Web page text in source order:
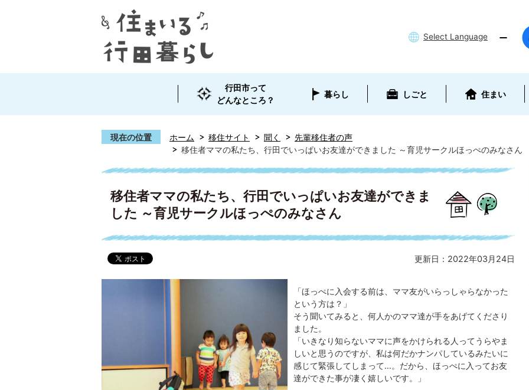
Select Language
行田市って
どんなところ？
暮らし しごと 住まい
現在の位置 ホーム 移住サイト 聞く
先輩移住者の声
移住者ママの私たち、行田でいっぱいお友達ができました ～育児サークルほっぺのみなさん
移住者ママの私たち、行田でいっぱいお友達ができま
した ～育児サークルほっぺのみなさん
更新日：2022年03月24日
「ほっぺに入会する前は、ママ友がいらっしゃらなかった
という方は？」
そう聞いてみると、何人かのママ達が手をあげてくださり
ました。
「いきなり知らないママに声をかけられる人ってうらやま
しいと思うのですが、私は何だかナンパしているみたいに
感じて緊張してしまって…。だから、ほっぺに入ってお友
達ができた事が凄く嬉しいです。」